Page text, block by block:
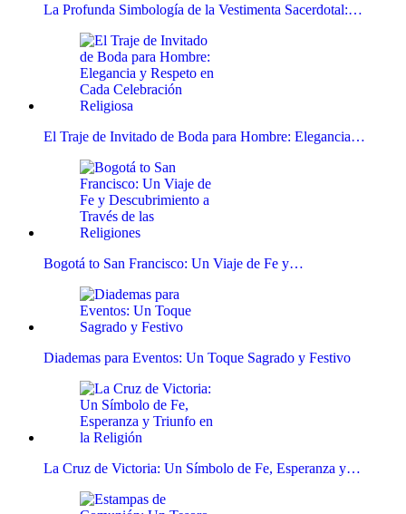
La Profunda Simbología de la Vestimenta Sacerdotal:…
El Traje de Invitado de Boda para Hombre: Elegancia…
Bogotá to San Francisco: Un Viaje de Fe y…
Diademas para Eventos: Un Toque Sagrado y Festivo
La Cruz de Victoria: Un Símbolo de Fe, Esperanza y…